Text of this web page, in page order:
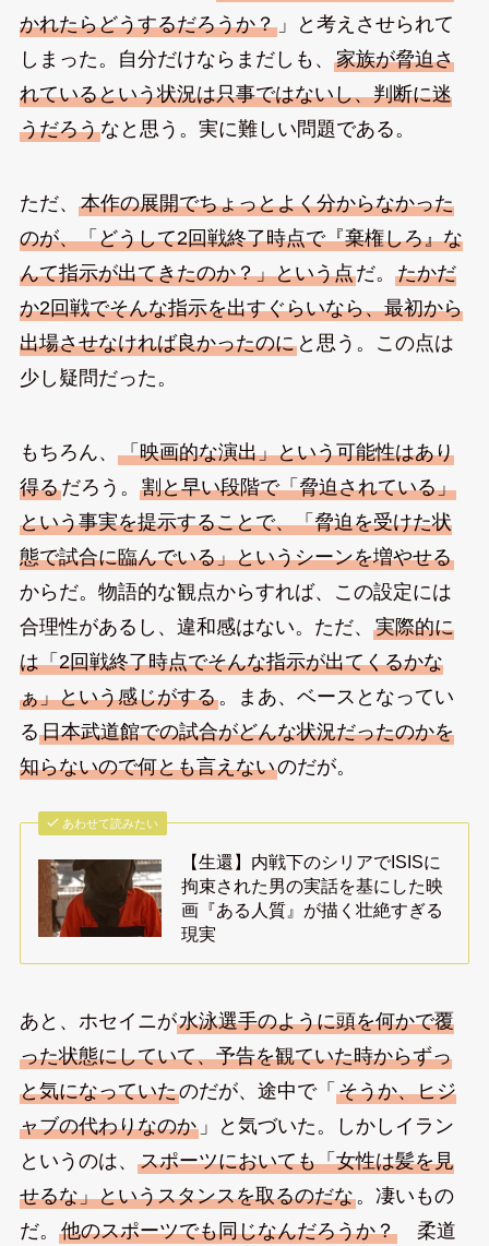
かれたらどうするだろうか？」と考えさせられて
しまった。自分だけならまだしも、 家族が脅迫さ
れているという状況は只事ではないし、判断に迷
うだろうなと思う。実に難しい問題である。
ただ、 本作の展開でちょっとよく分からなかった
のが、「どうして2回戦終了時点で『棄権しろ』な
んて指示が出てきたのか？」という点だ。 たかだ
か2回戦でそんな指示を出すぐらいなら、最初から
出場させなければ良かったのにと思う。この点は
少し疑問だった。
もちろん、 「映画的な演出」という可能性はあり
得るだろう。 割と早い段階で「脅迫されている」
という事実を提示することで、「脅迫を受けた状
態で試合に臨んでいる」というシーンを増やせる
からだ。物語的な観点からすれば、この設定には
合理性があるし、違和感はない。ただ、 実際的に
は「2回戦終了時点でそんな指示が出てくるかな
ぁ」という感じがする。まあ、ベースとなってい
る日本武道館での試合がどんな状況だったのかを
知らないので何とも言えないのだが。
あわせて読みたい
【生還】内戦下のシリアでISISに
拘束された男の実話を基にした映
画『ある人質』が描く壮絶すぎる
現実
あと、ホセイニが水泳選手のように頭を何かで覆
った状態にしていて、予告を観ていた時からずっ
と気になっていたのだが、途中で「 そうか、ヒジ
ャブの代わりなのか」と気づいた。しかしイラン
というのは、 スポーツにおいても「女性は髪を見
せるな」というスタンスを取るのだな。凄いもの
だ。 他のスポーツでも同じなんだろうか？柔道